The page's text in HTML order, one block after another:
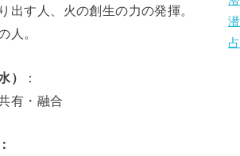
出す人、火の創生の力の発揮。
人。
）
：
有・融合